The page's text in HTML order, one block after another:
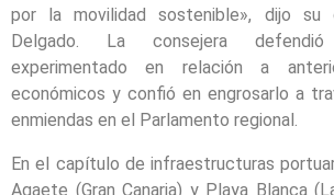
por la movilidad sostenible», dijo su
Delgado. La consejera
experimentado en relación a
económicos y confió en engrosarlo a
enmiendas en el Parlamento regional.
En el capítulo de infraestructuras
Agaete (Gran Canaria) y Playa Blanca